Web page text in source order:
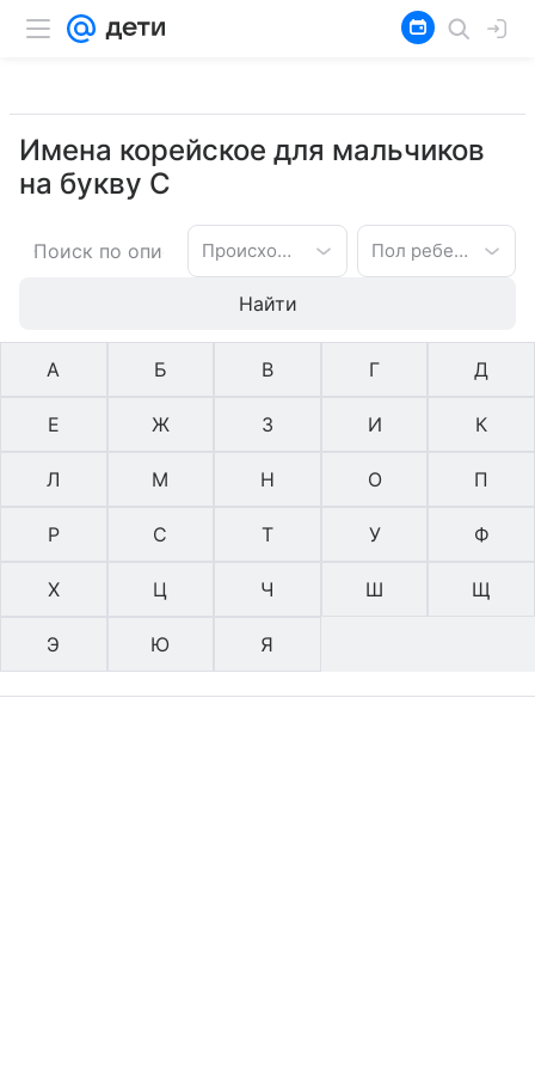
Имена корейское для мальчиков
на букву С
Происхождение имени Пол ребенка
Найти
А Б В Г Д
Е Ж З И К
Л М Н О П
Р С Т У Ф
Х Ц Ч Ш Щ
Э Ю Я